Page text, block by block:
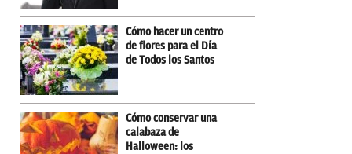
Cómo hacer un centro
de flores para el Día
de Todos los Santos
Cómo conservar una
calabaza de
Halloween: los